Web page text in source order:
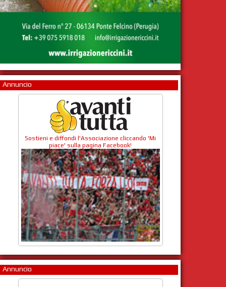
Annuncio
Sostieni e diffondi l'Associazione cliccando 'Mi
piace' sulla pagina Facebook!
Annuncio